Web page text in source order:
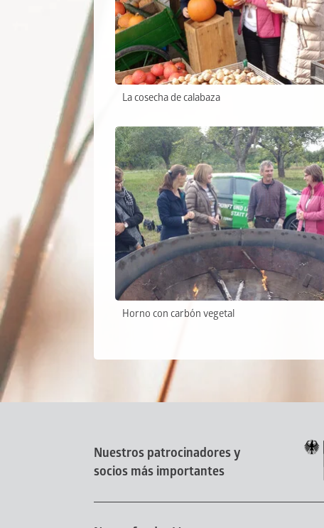
La cosecha de calabaza
Horno con carbón vegetal
Nuestros patrocinadores y
socios más importantes